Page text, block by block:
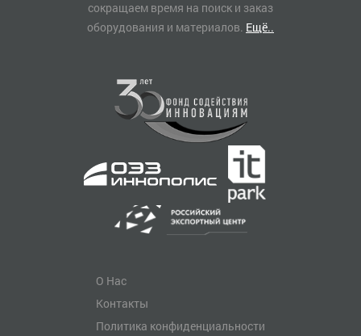
сокращаем время на поиск и заказ
оборудования и материалов. Ещё..
О Нас
Контакты
Политика конфиденциальности